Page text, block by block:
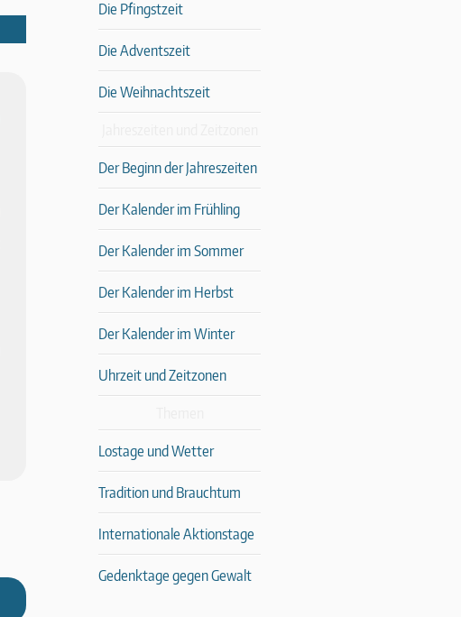
Die Pfingstzeit
Die Adventszeit
Die Weihnachtszeit
Der Beginn der Jahreszeiten
Der Kalender im Frühling
Der Kalender im Sommer
Der Kalender im Herbst
Der Kalender im Winter
Uhrzeit und Zeitzonen
Lostage und Wetter
Tradition und Brauchtum
Internationale Aktionstage
Gedenktage gegen Gewalt